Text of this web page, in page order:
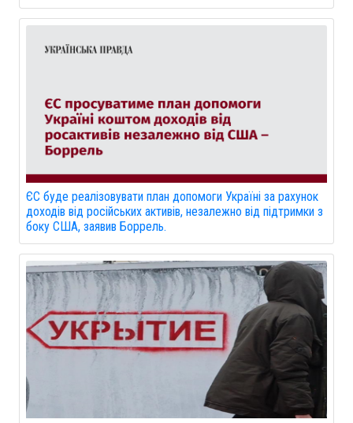
ЄС буде реалізовувати план допомоги Україні за рахунок
доходів від російських активів, незалежно від підтримки з
боку США, заявив Боррель.